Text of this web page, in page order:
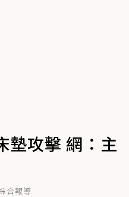
墊攻擊 網：主
合報導